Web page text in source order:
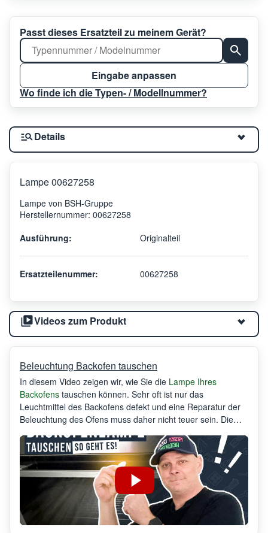
Passt dieses Ersatzteil zu meinem Gerät?
Eingabe anpassen
Wo finde ich die Typen- / Modellnummer?
Details
Lampe 00627258
Lampe von BSH-Gruppe
Herstellernummer: 00627258
Ausführung:
Originalteil
Ersatzteilenummer: 00627258
Videos zum Produkt
Beleuchtung Backofen tauschen
In diesem Video zeigen wir, wie Sie die Lampe Ihres
Backofens tauschen können. Sehr oft ist nur das
Leuchtmittel des Backofens defekt und eine Reparatur der
Beleuchtung des Ofens muss daher nicht teuer sein. Die
selber tauschen - aber schauen Sie doch einfach selbst...